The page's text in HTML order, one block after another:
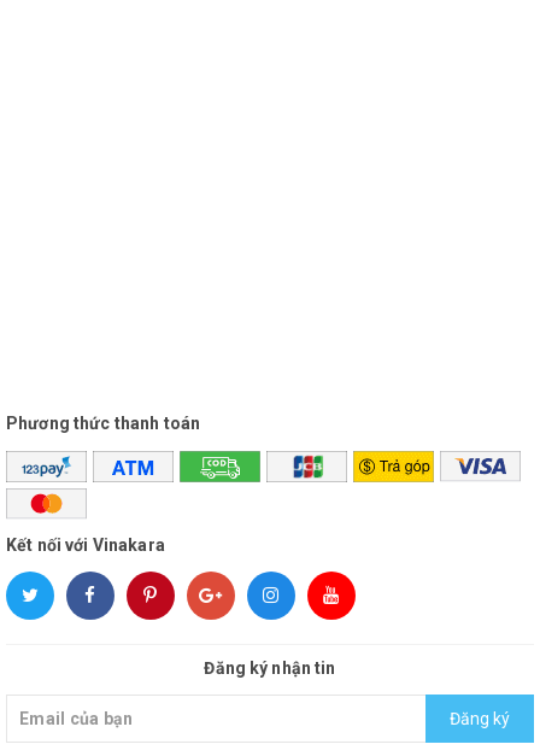
Phương thức thanh toán
Kết nối với Vinakara
Đăng ký nhận tin
Đăng ký